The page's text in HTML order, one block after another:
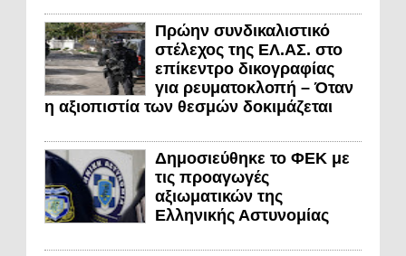
Πρώην συνδικαλιστικό
στέλεχος της ΕΛ.ΑΣ. στο
επίκεντρο δικογραφίας
για ρευματοκλοπή – Όταν
η αξιοπιστία των θεσμών δοκιμάζεται
Δημοσιεύθηκε το ΦΕΚ με
τις προαγωγές
αξιωματικών της
Ελληνικής Αστυνομίας